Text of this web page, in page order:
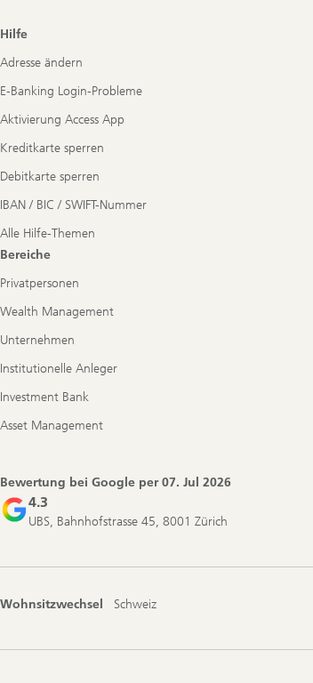
Footer
Hilfe
Adresse ändern
E-Banking Login-Probleme
Aktivierung Access App
Kreditkarte sperren
Debitkarte sperren
IBAN / BIC / SWIFT-Nummer
Alle Hilfe-Themen
Bereiche
Privatpersonen
Wealth Management
Unternehmen
Institutionelle Anleger
Investment Bank
Asset Management
Bewertung bei Google per07. Jul 2026
4.3
UBS, Bahnhofstrasse 45, 8001 Zürich
Wohnsitzwechsel Schweiz